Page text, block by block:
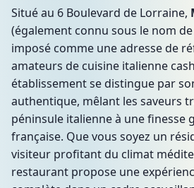
Situé au 6 Boulevard de Lorraine,
(également connu sous le nom de
imposé comme une adresse de
amateurs de cuisine italienne
établissement se distingue par
authentique, mêlant les saveurs
péninsule italienne à une finesse
française. Que vous soyez un
visiteur profitant du climat
restaurant propose une